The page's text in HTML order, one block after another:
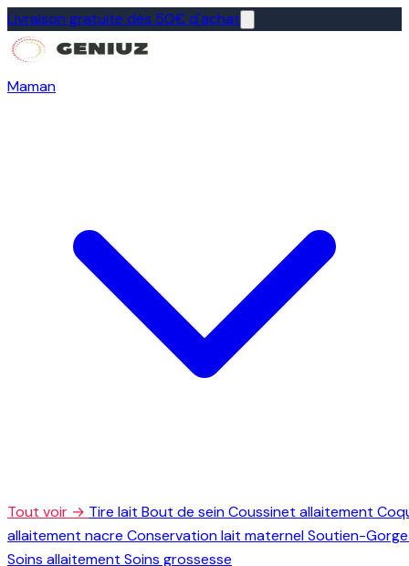
Livraison gratuite dès 50€ d'achat
Maman
Tout voir → Tire lait Bout de seinCoussinet allaitement
allaitement nacre Conservation lait maternelSoutien-
Soins allaitement Soins grossesse